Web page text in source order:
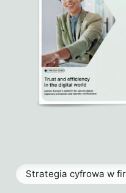
Strategia cyfrowa w